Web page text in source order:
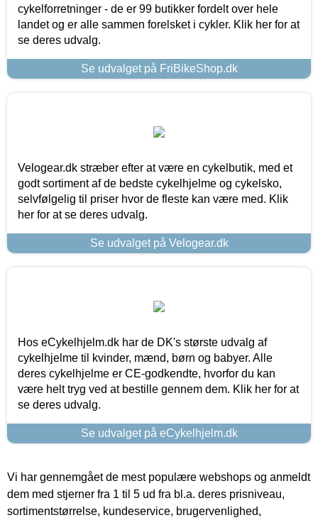
cykelforretninger - de er 99 butikker fordelt over hele
landet og er alle sammen forelsket i cykler. Klik her for at
se deres udvalg.
Se udvalget på FriBikeShop.dk
Velogear.dk stræber efter at være en cykelbutik, med et
godt sortiment af de bedste cykelhjelme og cykelsko,
selvfølgelig til priser hvor de fleste kan være med. Klik
her for at se deres udvalg.
Se udvalget på Velogear.dk
Hos eCykelhjelm.dk har de DK's største udvalg af
cykelhjelme til kvinder, mænd, børn og babyer. Alle
deres cykelhjelme er CE-godkendte, hvorfor du kan
være helt tryg ved at bestille gennem dem. Klik her for at
se deres udvalg.
Se udvalget på eCykelhjelm.dk
Vi har gennemgået de mest populære webshops og anmeldt
dem med stjerner fra 1 til 5 ud fra bl.a. deres prisniveau,
sortimentstørrelse, kundeservice, brugervenlighed,